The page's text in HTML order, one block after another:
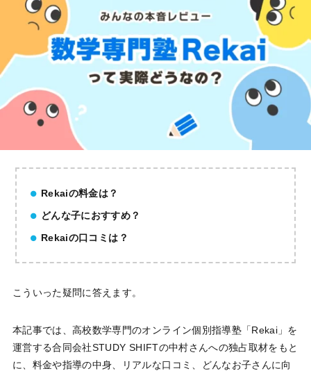
Rekaiの料金は？
どんな子におすすめ？
Rekaiの口コミは？
こういった疑問に答えます。
本記事では、高校数学専門のオンライン個別指導塾「Rekai」を
運営する合同会社STUDY SHIFTの中村さんへの独占取材をもと
に、料金や指導の中身、リアルな口コミ、どんなお子さんに向